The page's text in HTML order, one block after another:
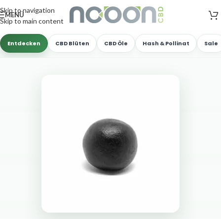
Skip to navigation
Skip to main content
Versandkostenfreie Lieferung nach AT, DE ab
MENÜ
Entdecken CBD Blüten CBD Öle Hash & Pollinat Sale